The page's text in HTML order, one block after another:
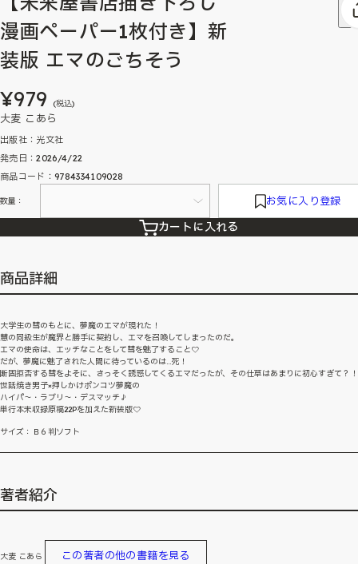
漫画ペーパー1枚付き】新
装版 エマのごちそう
¥979 (税込)
大麦 こあら
出版社：光文社
発売日：2026/4/22
商品コード：9784334109028
数量： お気に入り登録
カートに入れる
商品詳細
大学生の彗のもとに、夢魔のエマが現れた！
慧の同級生が魔界と勝手に契約し、エマを召喚してしまったのだ。
エマの使命は、エッチなことをして彗を魅了すること♡
だが、夢魔に魅了された人間に待っているのは…死！
断固拒否する彗をよそに、さっそく誘惑してくるエマだったが、その仕草はあまりに初心すぎて？！
世話焼き男子×押しかけポンコツ夢魔の
ハイパ～・ラブリ～・デスマッチ♪
単行本未収録原稿22Pを加えた新装版♡
サイズ：Ｂ６判ソフト
著者紹介
大麦 こあら この著者の他の書籍を見る